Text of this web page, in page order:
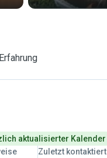
aktualisierter Kalender
Zuletzt kontaktiert